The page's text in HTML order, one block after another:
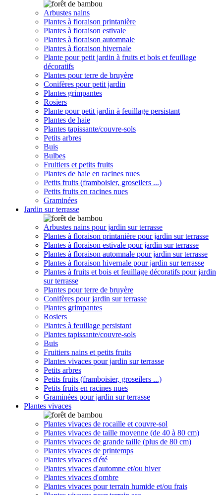
Arbustes nains
Plantes à floraison printanière
Plantes à floraison estivale
Plantes à floraison automnale
Plantes à floraison hivernale
Plante pour petit jardin à fruits et bois et feuillage
décoratifs
Plantes pour terre de bruyère
Conifères pour petit jardin
Plantes grimpantes
Rosiers
Plante pour petit jardin à feuillage persistant
Plantes de haie
Plantes tapissante/couvre-sols
Petits arbres
Buis
Bulbes
Fruitiers et petits fruits
Plantes de haie en racines nues
Petits fruits (framboisier, groseilers ...)
Petits fruits en racines nues
Graminées
Jardin sur terrasse
Arbustes nains pour jardin sur terrasse
Plantes à floraison printanière pour jardin sur terrasse
Plantes à floraison estivale pour jardin sur terrasse
Plantes à floraison automnale pour jardin sur terrasse
Plantes à floraison hivernale pour jardin sur terrasse
Plantes à fruits et bois et feuillage décoratifs pour jardin
sur terrasse
Plantes pour terre de bruyère
Conifères pour jardin sur terrasse
Plantes grimpantes
Rosiers
Plantes à feuillage persistant
Plantes tapissante/couvre-sols
Buis
Fruitiers nains et petits fruits
Plantes vivaces pour jardin sur terrasse
Petits arbres
Petits fruits (framboisier, groseilers ...)
Petits fruits en racines nues
Graminées pour jardin sur terrasse
Plantes vivaces
Plantes vivaces de rocaille et couvre-sol
Plantes vivaces de taille moyenne (de 40 à 80 cm)
Plantes vivaces de grande taille (plus de 80 cm)
Plantes vivaces de printemps
Plantes vivaces d'été
Plantes vivaces d'automne et/ou hiver
Plantes vivaces d'ombre
Plantes vivaces pour terrain humide et/ou frais